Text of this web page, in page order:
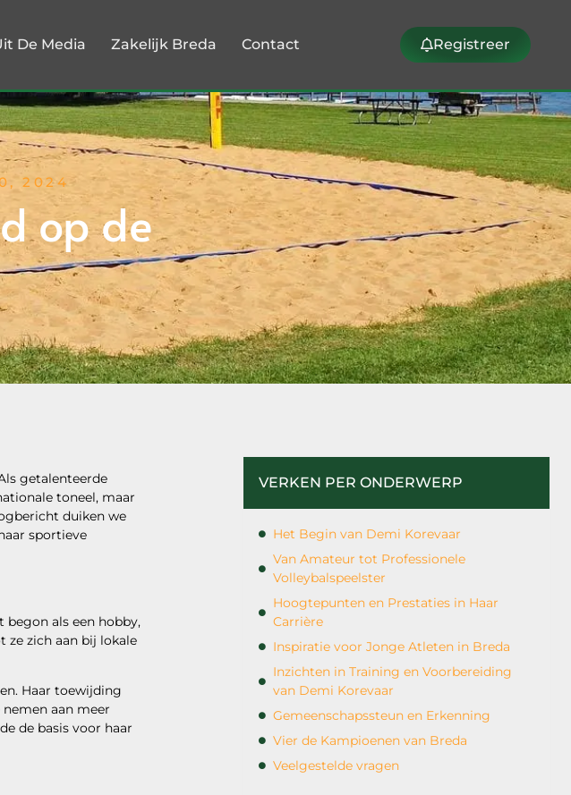
De Media Zakelijk Breda Contact Registreer
2024
op de
getalenteerde
toneel, maar
duiken we
sportieve
begon als een hobby,
ze zich aan bij lokale
Haar toewijding
aan meer
de basis voor haar
VERKEN PER ONDERWERP
Het Begin van Demi Korevaar
Van Amateur tot Professionele
Volleybalspeelster
Hoogtepunten en Prestaties in Haar
Carrière
Inspiratie voor Jonge Atleten in Breda
Inzichten in Training en Voorbereiding
van Demi Korevaar
Gemeenschapssteun en Erkenning
Vier de Kampioenen van Breda
Veelgestelde vragen